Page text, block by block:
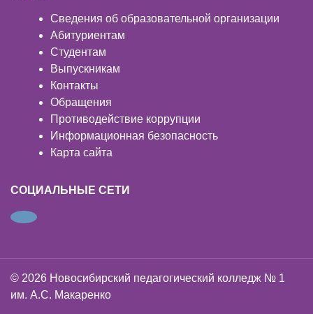
Сведения об образовательной организации
Абитуриентам
Студентам
Выпускникам
Контакты
Обращения
Противодействие коррупции
Информационная безопасность
Карта сайта
СОЦИАЛЬНЫЕ СЕТИ
© 2026 Новосибирский педагогический колледж № 1
им. А.С. Макаренко